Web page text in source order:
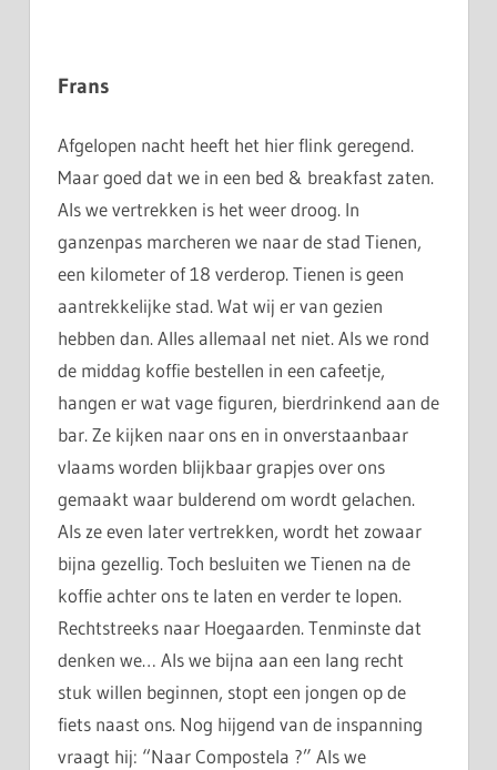
Frans
Afgelopen nacht heeft het hier flink geregend.
Maar goed dat we in een bed & breakfast zaten.
Als we vertrekken is het weer droog. In
ganzenpas marcheren we naar de stad Tienen,
een kilometer of 18 verderop. Tienen is geen
aantrekkelijke stad. Wat wij er van gezien
hebben dan. Alles allemaal net niet. Als we rond
de middag koffie bestellen in een cafeetje,
hangen er wat vage figuren, bierdrinkend aan de
bar. Ze kijken naar ons en in onverstaanbaar
vlaams worden blijkbaar grapjes over ons
gemaakt waar bulderend om wordt gelachen.
Als ze even later vertrekken, wordt het zowaar
bijna gezellig. Toch besluiten we Tienen na de
koffie achter ons te laten en verder te lopen.
Rechtstreeks naar Hoegaarden. Tenminste dat
denken we… Als we bijna aan een lang recht
stuk willen beginnen, stopt een jongen op de
fiets naast ons. Nog hijgend van de inspanning
vraagt hij: “Naar Compostela ?” Als we